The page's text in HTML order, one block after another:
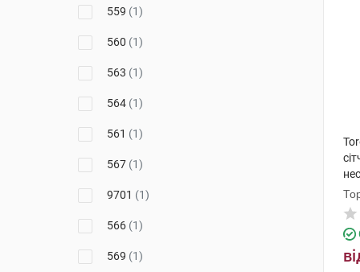
559 (1)
560 (1)
563 (1)
564 (1)
561 (1)
567 (1)
9701 (1)
566 (1)
569 (1)